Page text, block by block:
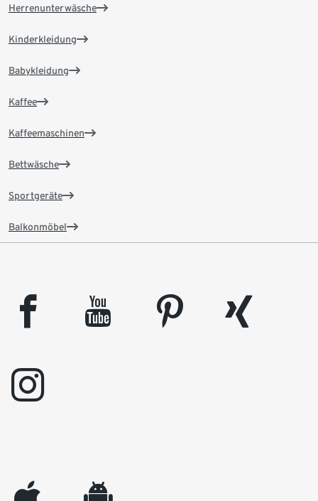
Herrenunterwäsche
Kinderkleidung
Babykleidung
Kaffee
Kaffeemaschinen
Bettwäsche
Sportgeräte
Balkonmöbel
facebook youtube pinterest
xing
instagram